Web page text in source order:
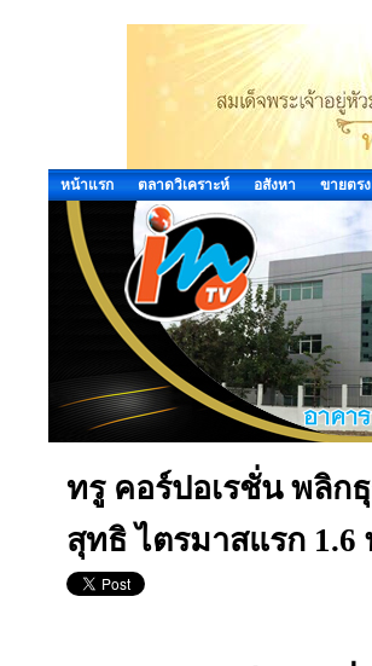
หน้าแรก ตลาดวิเคราะห์ อสังหา ขายตรง
ทรู คอร์ปอเรชั่น พลิก
สุทธิ ไตรมาสแรก